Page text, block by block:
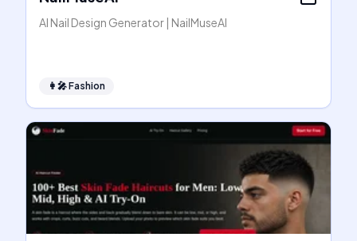
AI Nail Design Generator | NailMuseAI
👩‍🎤Fashion